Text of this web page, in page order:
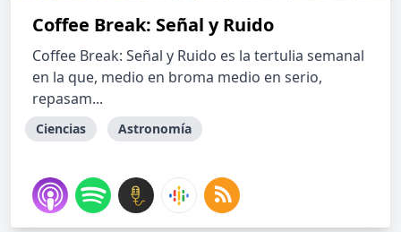
Coffee Break: Señal y Ruido
Coffee Break: Señal y Ruido es la tertulia semanal
en la que, medio en broma medio en serio,
repasam...
Ciencias Astronomía